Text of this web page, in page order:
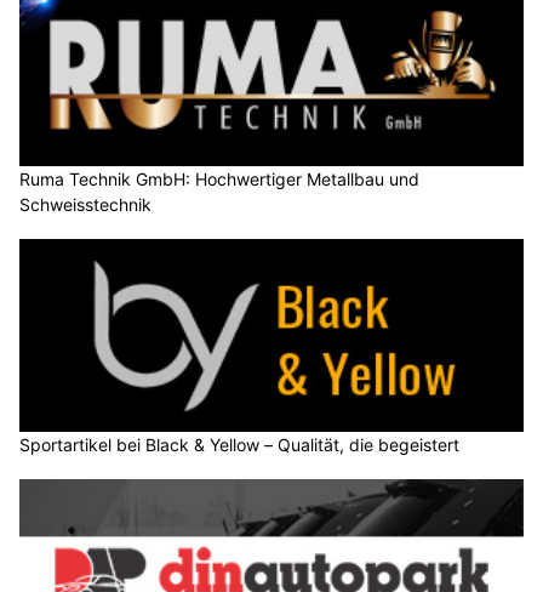
Ruma Technik GmbH: Hochwertiger Metallbau und
Schweisstechnik
Sportartikel bei Black & Yellow – Qualität, die begeistert